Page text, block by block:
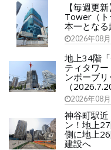
【毎週更
Tower（ト
本一となる
2026年08
地上34階
ティタワ
ンボーブ
（
2026年08
神谷町駅
ン！地上
側に地上
建設へ